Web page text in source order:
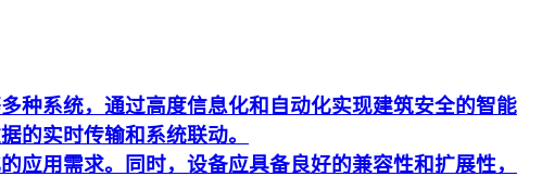
种系统，通过高度信息化和自动化实现建筑安全的智能
的实时传输和系统联动。
用需求。同时，设备应具备良好的兼容性和扩展性，